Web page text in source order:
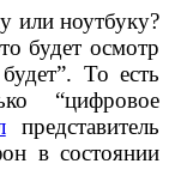
или ноутбуку?
будет осмотр
То есть
“цифровое
представитель
в состоянии